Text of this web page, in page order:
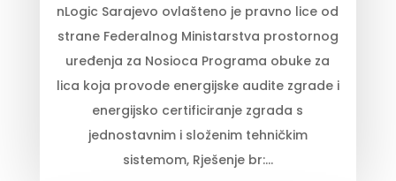
nLogic Sarajevo ovlašteno je pravno lice od
strane Federalnog Ministarstva prostornog
uređenja za Nosioca Programa obuke za
lica koja provode energijske audite zgrade i
energijsko certificiranje zgrada s
jednostavnim i složenim tehničkim
sistemom, Rješenje br:...